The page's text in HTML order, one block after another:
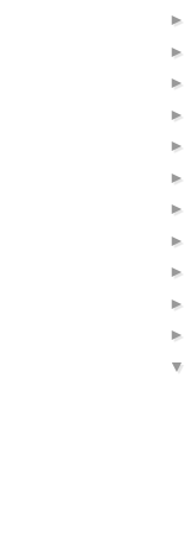
►
►
►
►
►
►
►
►
►
►
►
▼